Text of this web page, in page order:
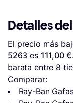
Detalles
El precio más
5263 es 111,00 €
barata entre 8
Comparar:
Ray-Ban